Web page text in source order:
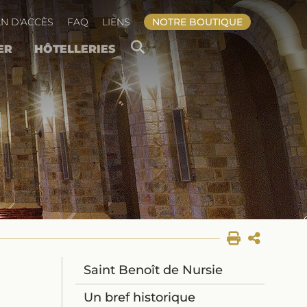
HÔTELLERIES
D'ACCÈS FAQ LIENS NOTRE BOUTIQUE
Saint Benoît de Nursie
Un bref historique